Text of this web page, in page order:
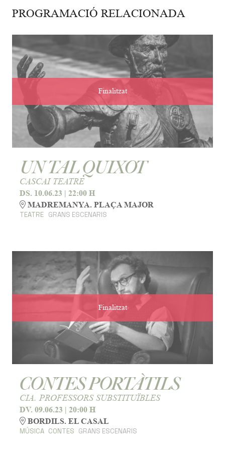
PROGRAMACIÓ RELACIONADA
Finalitzat
UN TAL QUIXOT
CASCAI TEATRE
DS. 10.06.23 | 22:00 H
MADREMANYA. PLAÇA MAJOR
TEATRE GRANS ESCENARIS
Finalitzat
CONTES PORTÀTILS
CIA. PROFESSORS SUBSTITUÏBLES
DV. 09.06.23 | 20:00 H
BORDILS. EL CASAL
MÚSICA CONTES GRANS ESCENARIS